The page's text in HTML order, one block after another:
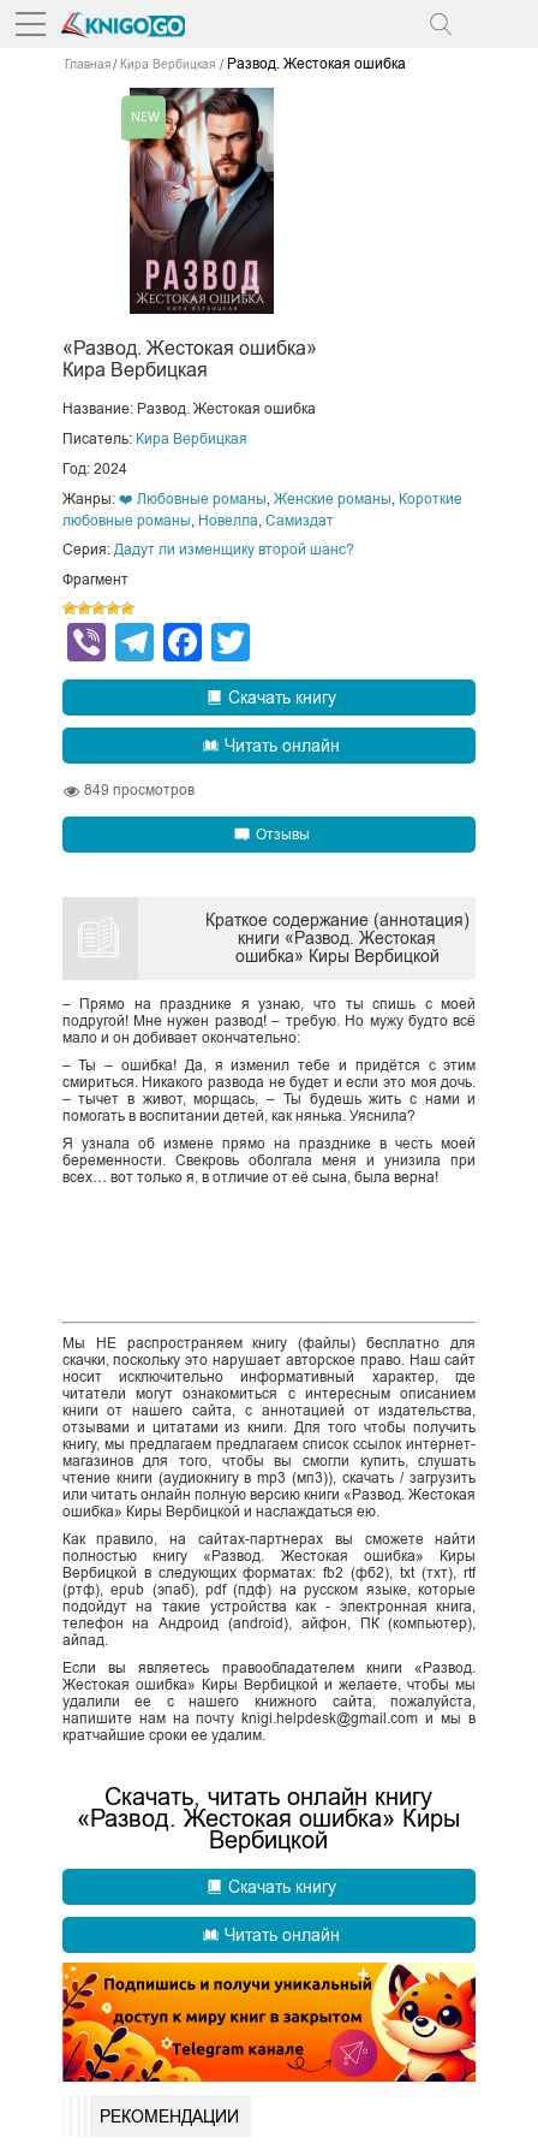
Главная Кира Вербицкая Развод. Жестокая ошибка
«Развод. Жестокая ошибка»
Кира Вербицкая
Название: Развод. Жестокая ошибка
Писатель: Кира Вербицкая
Год: 2024
Жанры: ❤️ Любовные романы Женские романы Короткие
любовные романы Новелла Самиздат
Серия: Дадут ли изменщику второй шанс?
Фрагмент
ViberTelegram
Facebook
Скачать книгу
Читать онлайн
849 просмотров
Отзывы
Краткое содержание (аннотация)
книги «Развод. Жестокая
ошибка» Киры Вербицкой
– Прямо на празднике я узнаю, что ты спишь с моей
подругой! Мне нужен развод! – требую. Но мужу будто всё
мало и он добивает окончательно:
– Ты – ошибка! Да, я изменил тебе и придётся с этим
смириться. Никакого развода не будет и если это моя дочь.
– тычет в живот, морщась, – Ты будешь жить с нами и
помогать в воспитании детей, как нянька. Уяснила?
Я узнала об измене прямо на празднике в честь моей
беременности. Свекровь оболгала меня и унизила при
всех… вот только я, в отличие от её сына, была верна!
Мы НЕ распространяем книгу (файлы) бесплатно для
скачки, поскольку это нарушает авторское право. Наш сайт
носит исключительно информативный характер, где
читатели могут ознакомиться с интересным описанием
книги от нашего сайта, с аннотацией от издательства,
отзывами и цитатами из книги. Для того чтобы получить
книгу, мы предлагаем предлагаем список ссылок интернет-
магазинов для того, чтобы вы смогли купить, слушать
чтение книги (аудиокнигу в mp3 (мп3)), скачать / загрузить
или читать онлайн полную версию книги «Развод. Жестокая
ошибка» Киры Вербицкой и наслаждаться ею.
Как правило, на сайтах-партнерах вы сможете найти
полностью книгу «Развод. Жестокая ошибка» Киры
Вербицкой в следующих форматах: fb2 (фб2), txt (тхт), rtf
(ртф), epub (эпаб), pdf (пдф) на русском языке, которые
подойдут на такие устройства как - электронная книга,
телефон на Андроид (android), айфон, ПК (компьютер),
айпад.
Если вы являетесь правообладателем книги «Развод.
Жестокая ошибка» Киры Вербицкой и желаете, чтобы мы
удалили ее с нашего книжного сайта, пожалуйста,
напишите нам на почту knigi.helpdesk@gmail.com и мы в
кратчайшие сроки ее удалим.
Скачать, читать онлайн книгу
«Развод. Жестокая ошибка» Киры
Вербицкой
Скачать книгу
Читать онлайн
РЕКОМЕНДАЦИИ